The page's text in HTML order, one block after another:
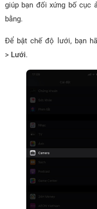
giúp bạn đối xứng bố cục
bằng.
Để bật chế độ lưới, bạn
> Lưới.